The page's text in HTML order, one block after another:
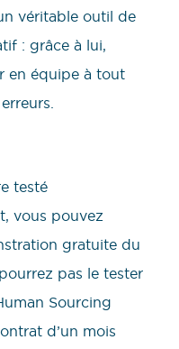
véritable outil de
: grâce à lui,
en équipe à tout
testé
vous pouvez
gratuite du
pas le tester
Sourcing
d’un mois